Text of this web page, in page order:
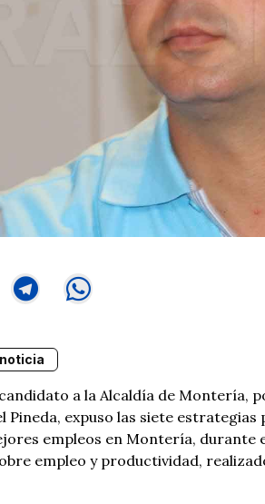
a la Alcaldía de Montería,
Pineda, expuso las siete
empleos en Montería, durante
empleo y productividad,